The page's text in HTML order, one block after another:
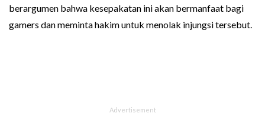
berargumen bahwa kesepakatan ini akan bermanfaat bagi
gamers dan meminta hakim untuk menolak injungsi tersebut.